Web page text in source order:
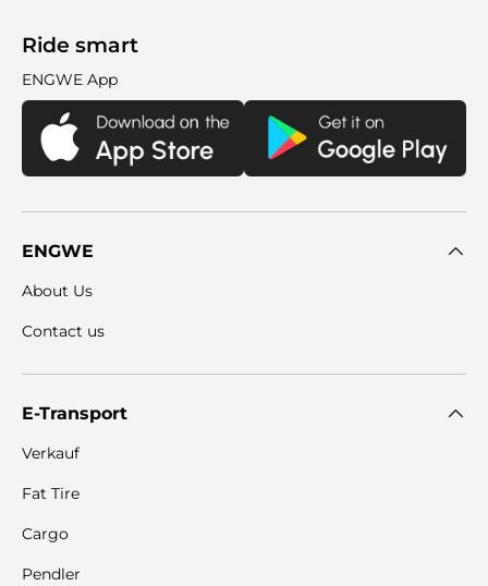
Ride smart
ENGWE App
ENGWE
About Us
Contact us
E-Transport
Verkauf
Fat Tire
Cargo
Pendler